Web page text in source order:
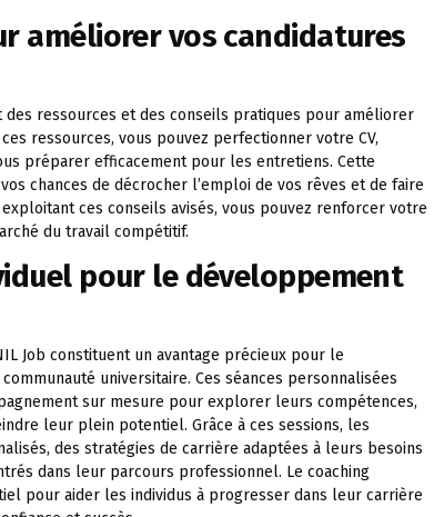
améliorer vos candidatures
des ressources et des conseils pratiques pour améliorer
ressources, vous pouvez perfectionner votre CV,
préparer efficacement pour les entretiens. Cette
chances de décrocher l’emploi de vos rêves et de faire
ces conseils avisés, vous pouvez renforcer votre
du travail compétitif.
pour le développement
Job constituent un avantage précieux pour le
universitaire. Ces séances personnalisées
sur mesure pour explorer leurs compétences,
leur plein potentiel. Grâce à ces sessions, les
des stratégies de carrière adaptées à leurs besoins
dans leur parcours professionnel. Le coaching
pour aider les individus à progresser dans leur carrière